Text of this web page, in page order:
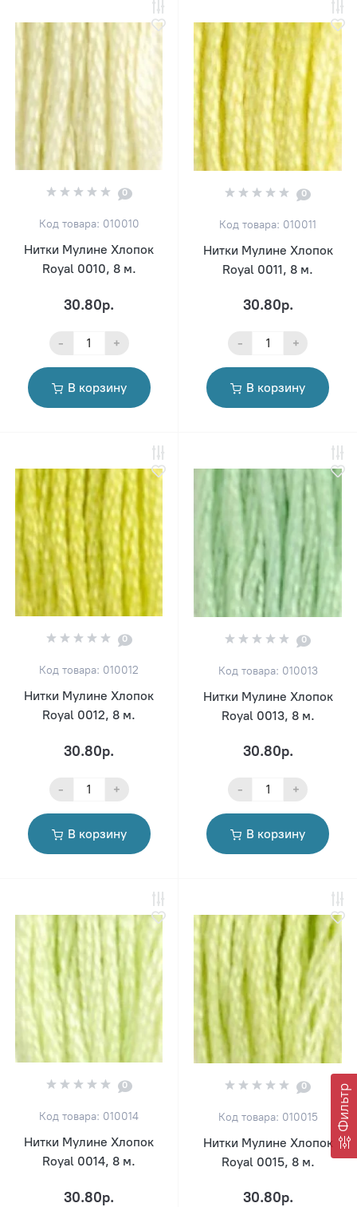
Фильтр
0
Код товара: 010010
Нитки Мулине Хлопок
Royal 0010, 8 м.
30.80р.
- +
В корзину
0
Код товара: 010011
Нитки Мулине Хлопок
Royal 0011, 8 м.
30.80р.
- +
В корзину
0
Код товара: 010012
Нитки Мулине Хлопок
Royal 0012, 8 м.
30.80р.
- +
В корзину
0
Код товара: 010013
Нитки Мулине Хлопок
Royal 0013, 8 м.
30.80р.
- +
В корзину
0
Код товара: 010014
Нитки Мулине Хлопок
Royal 0014, 8 м.
30.80р.
0
Код товара: 010015
Нитки Мулине Хлопок
Royal 0015, 8 м.
30.80р.